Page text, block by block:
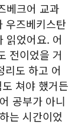
베크어 교과
우즈베키스탄
읽었어요. 어
전이었을 거
리도 하고 어
쳐야 했거든
공부가 아니
는 시간이었